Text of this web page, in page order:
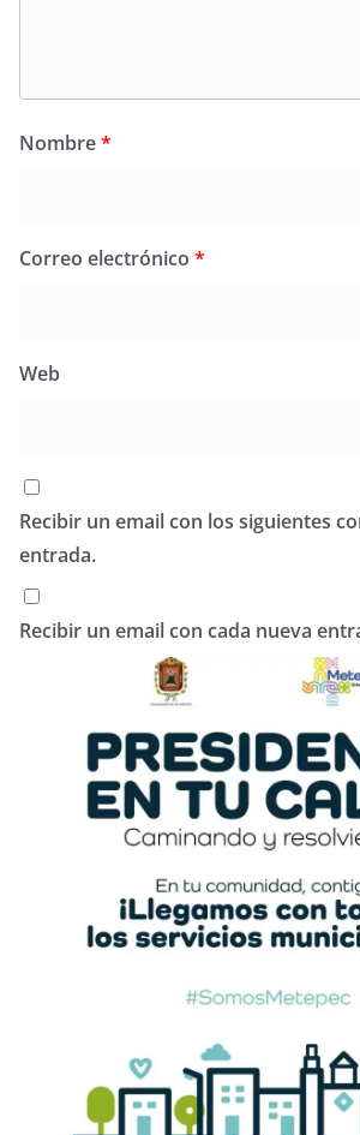
Nombre*
Correo electrónico *
Web
Recibir un email con los siguientes
entrada.
Recibir un email con cada nueva